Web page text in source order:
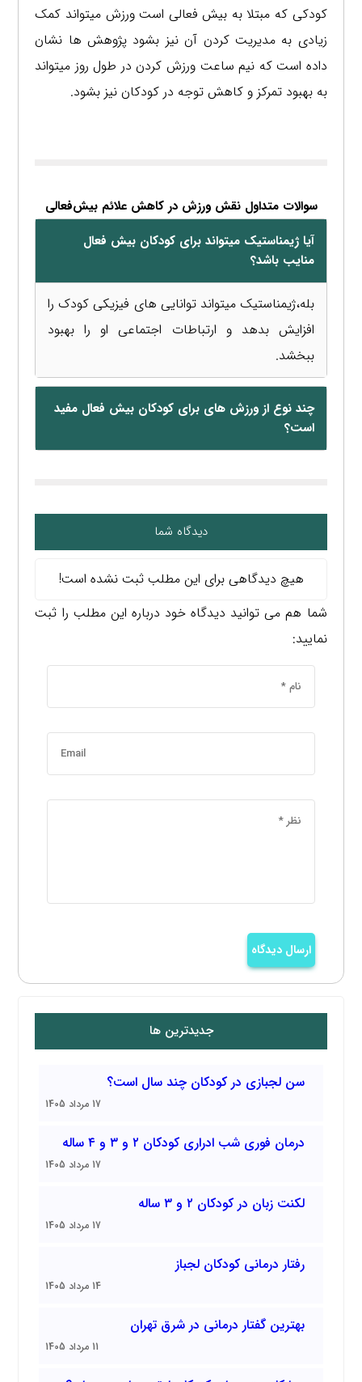
کودکی که مبتلا به بیش فعالی است ورزش میتواند کمک
زیادی به مدیریت کردن آن نیز بشود پژوهش ها نشان
داده است که نیم ساعت ورزش کردن در طول روز میتواند
به بهبود تمرکز و کاهش توجه در کودکان نیز بشود.
سوالات متداول نقش ورزش در کاهش علائم بیش‌فعالی
آیا ژیمناستیک میتواند برای کودکان بیش فعال
منایب باشد؟
بله،ژیمناستیک میتواند توانایی های فیزیکی کودک را
افزایش بدهد و ارتباطات اجتماعی او را بهبود
ببخشد.
چند نوع از ورزش های برای کودکان بیش فعال مفید
است؟
دیدگاه شما
هیچ دیدگاهی برای این مطلب ثبت نشده است!
شما هم می توانید دیدگاه خود درباره این مطلب را ثبت
نمایید:
ارسال دیدگاه
جدیدترین ها
سن لجبازی در کودکان چند سال است؟
17 مرداد 1405
درمان فوری شب ادراری کودکان ۲ و ۳ و ۴ ساله
17 مرداد 1405
لکنت زبان در کودکان ۲ و ۳ ساله
17 مرداد 1405
رفتار درمانی کودکان لجباز
14 مرداد 1405
بهترین گفتار درمانی در شرق تهران
11 مرداد 1405